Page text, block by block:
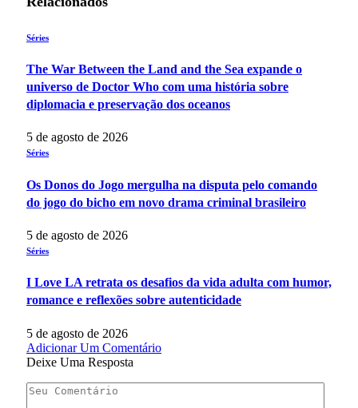
Séries
The War Between the Land and the Sea expande o
universo de Doctor Who com uma história sobre
diplomacia e preservação dos oceanos
5 de agosto de 2026
Séries
Os Donos do Jogo mergulha na disputa pelo comando
do jogo do bicho em novo drama criminal brasileiro
5 de agosto de 2026
Séries
I Love LA retrata os desafios da vida adulta com humor,
romance e reflexões sobre autenticidade
5 de agosto de 2026
Adicionar Um Comentário
Deixe Uma Resposta